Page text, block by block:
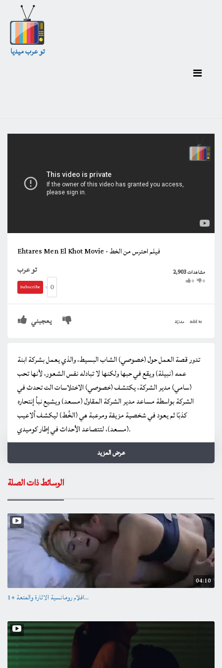
تو عرب ميديا
Ehtares Men El Khot Movie - فيلم احترس من الخط
تو عرب
Subscribe 0
2,903مشاهدات
0 0
يعجبني Add to مشاركة
تدور قصة العمل حول (خصوصي) الشاب البسيط، والذي يعمل بشركة ابنة
عمه (نبيلة) ويقع في حبها ولكنها لا تبادله نفس الشعور، لأنها تحب
(سامي) مدير الشركة، يكتشف (خصوصي) الاختلاسات الت تحدث في
الشركة بواسطة مساعد مدير الشركة المقاول (مسعد) ويشيع نبأ إنتحاره
كذبًا ثم يعود في شخصية مزيفة ومرعبة هي (الخُط) ليكشف ألاعيب
(مسعد)، لتتصاعد الأحداث في إطار كوميدي.
كوميدى - تشويق - انتاج سنة 1984
الابطال
عادل امام
لبلبة
سمير صبرى
الاخراج \ سمير سيف
المؤلف \ شريف المنياوى
https://goo.gl/EqqGbg
الناشر
4 years ago
عرض المزيد
الوسائط ذات الصلة
04:10
افلام رومانسية الاثارة والمتعة +1...